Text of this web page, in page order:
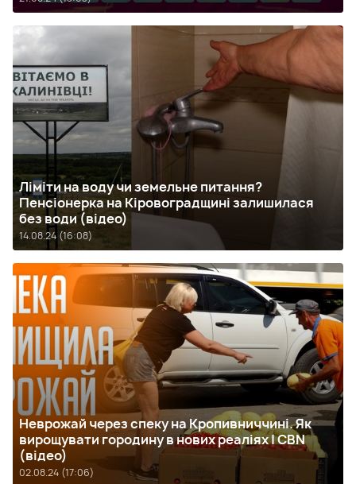
Ліміти на воду чи земельне питання?
Пенсіонерка на Кіровоградщині залишилася
без води (відео)
14.08.24 (16:08)
Неврожай через спеку на Кропивниччині. Як
вирощувати городину в нових реаліях | CBN
(відео)
02.08.24 (17:06)